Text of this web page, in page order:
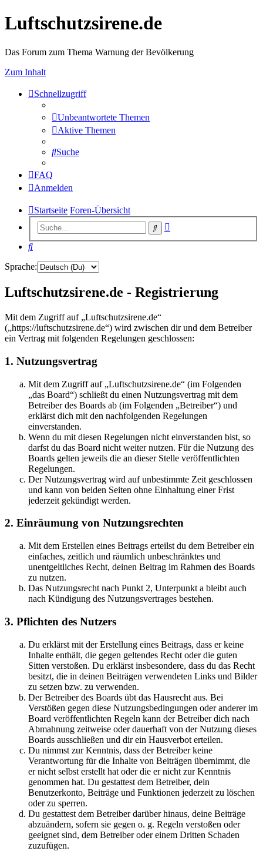
Luftschutzsirene.de
Das Forum zum Thema Warnung der Bevölkerung
Zum Inhalt
Schnellzugriff
Unbeantwortete Themen
Aktive Themen
Suche
FAQ
Anmelden
Startseite Foren-Übersicht
Suche
Suche
Sprache:
Luftschutzsirene.de - Registrierung
Mit dem Zugriff auf „Luftschutzsirene.de“
(„https://luftschutzsirene.de“) wird zwischen dir und dem Betreiber
ein Vertrag mit folgenden Regelungen geschlossen:
1. Nutzungsvertrag
Mit dem Zugriff auf „Luftschutzsirene.de“ (im Folgenden
„das Board“) schließt du einen Nutzungsvertrag mit dem
Betreiber des Boards ab (im Folgenden „Betreiber“) und
erklärst dich mit den nachfolgenden Regelungen
einverstanden.
Wenn du mit diesen Regelungen nicht einverstanden bist, so
darfst du das Board nicht weiter nutzen. Für die Nutzung des
Boards gelten jeweils die an dieser Stelle veröffentlichten
Regelungen.
Der Nutzungsvertrag wird auf unbestimmte Zeit geschlossen
und kann von beiden Seiten ohne Einhaltung einer Frist
jederzeit gekündigt werden.
2. Einräumung von Nutzungsrechten
Mit dem Erstellen eines Beitrags erteilst du dem Betreiber ein
einfaches, zeitlich und räumlich unbeschränktes und
unentgeltliches Recht, deinen Beitrag im Rahmen des Boards
zu nutzen.
Das Nutzungsrecht nach Punkt 2, Unterpunkt a bleibt auch
nach Kündigung des Nutzungsvertrages bestehen.
3. Pflichten des Nutzers
Du erklärst mit der Erstellung eines Beitrags, dass er keine
Inhalte enthält, die gegen geltendes Recht oder die guten
Sitten verstoßen. Du erklärst insbesondere, dass du das Recht
besitzt, die in deinen Beiträgen verwendeten Links und Bilder
zu setzen bzw. zu verwenden.
Der Betreiber des Boards übt das Hausrecht aus. Bei
Verstößen gegen diese Nutzungsbedingungen oder anderer im
Board veröffentlichten Regeln kann der Betreiber dich nach
Abmahnung zeitweise oder dauerhaft von der Nutzung dieses
Boards ausschließen und dir ein Hausverbot erteilen.
Du nimmst zur Kenntnis, dass der Betreiber keine
Verantwortung für die Inhalte von Beiträgen übernimmt, die
er nicht selbst erstellt hat oder die er nicht zur Kenntnis
genommen hat. Du gestattest dem Betreiber, dein
Benutzerkonto, Beiträge und Funktionen jederzeit zu löschen
oder zu sperren.
Du gestattest dem Betreiber darüber hinaus, deine Beiträge
abzuändern, sofern sie gegen o. g. Regeln verstoßen oder
geeignet sind, dem Betreiber oder einem Dritten Schaden
zuzufügen.